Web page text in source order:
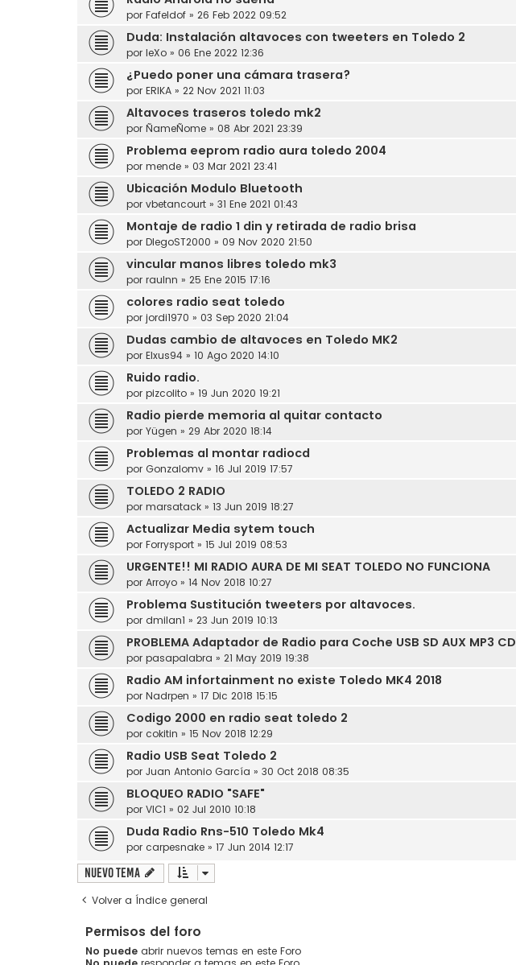
por Fafeldof » 26 Feb 2022 09:52
Duda: Instalación altavoces con tweeters en Toledo 2
por leXo » 06 Ene 2022 12:36
¿Puedo poner una cámara trasera?
por ERIKA » 22 Nov 2021 11:03
Altavoces traseros toledo mk2
por ÑameÑome » 08 Abr 2021 23:39
Problema eeprom radio aura toledo 2004
por mende » 03 Mar 2021 23:41
Ubicación Modulo Bluetooth
por vbetancourt » 31 Ene 2021 01:43
Montaje de radio 1 din y retirada de radio brisa
por DIegoST2000 » 09 Nov 2020 21:50
vincular manos libres toledo mk3
por raulnn » 25 Ene 2015 17:16
colores radio seat toledo
por jordi1970 » 03 Sep 2020 21:04
Dudas cambio de altavoces en Toledo MK2
por Elxus94 » 10 Ago 2020 14:10
Ruido radio.
por pizcolito » 19 Jun 2020 19:21
Radio pierde memoria al quitar contacto
por Yügen » 29 Abr 2020 18:14
Problemas al montar radiocd
por Gonzalomv » 16 Jul 2019 17:57
TOLEDO 2 RADIO
por marsatack » 13 Jun 2019 18:27
Actualizar Media sytem touch
por Forrysport » 15 Jul 2019 08:53
URGENTE!! MI RADIO AURA DE MI SEAT TOLEDO NO FUNCIONA
por Arroyo » 14 Nov 2018 10:27
Problema Sustitución tweeters por altavoces.
por dmilan1 » 23 Jun 2019 10:13
PROBLEMA Adaptador de Radio para Coche USB SD AUX MP3 CD
por pasapalabra » 21 May 2019 19:38
Radio AM infortainment no existe Toledo MK4 2018
por Nadrpen » 17 Dic 2018 15:15
Codigo 2000 en radio seat toledo 2
por cokitin » 15 Nov 2018 12:29
Radio USB Seat Toledo 2
por Juan Antonio García » 30 Oct 2018 08:35
BLOQUEO RADIO "SAFE"
por VIC1 » 02 Jul 2010 10:18
Duda Radio Rns-510 Toledo Mk4
por carpesnake » 17 Jun 2014 12:17
Nuevo Tema
Volver a Índice general
Permisos del foro
No puede abrir nuevos temas en este Foro